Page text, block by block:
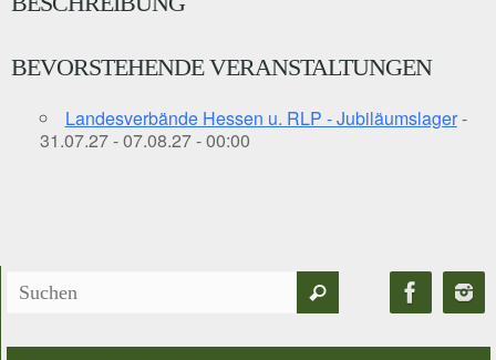
BEVORSTEHENDE VERANSTALTUNGEN
Landesverbände Hessen u. RLP - Jubiläumslager-
31.07.27 - 07.08.27 - 00:00
Suchen